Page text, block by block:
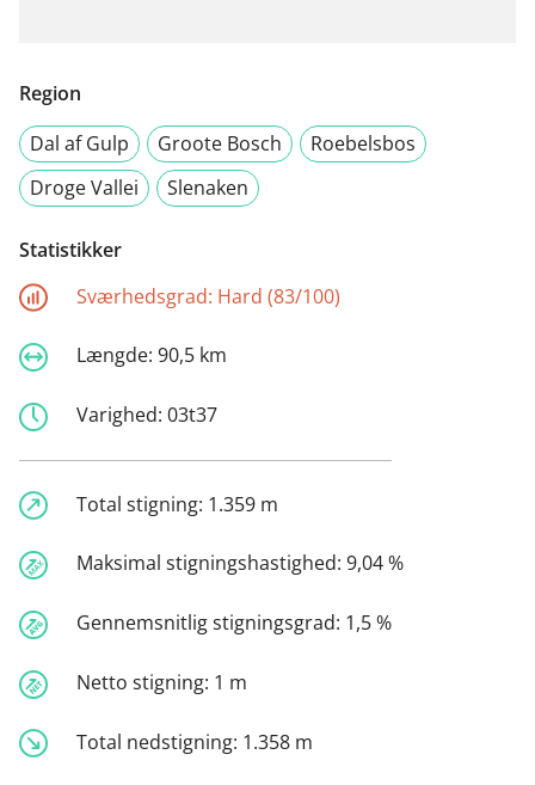
Region
Dal af Gulp
Groote Bosch
Roebelsbos
Droge Vallei
Slenaken
Statistikker
Sværhedsgrad: Hard (83/100)
Længde: 90,5 km
Varighed: 03t37
Total stigning: 1.359 m
Maksimal stigningshastighed: 9,04 %
Gennemsnitlig stigningsgrad: 1,5 %
Netto stigning: 1 m
Total nedstigning: 1.358 m